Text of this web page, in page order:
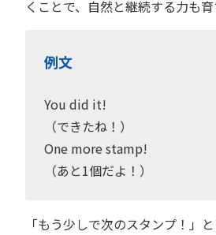
くことで、自然と継続する力も育
例文
You did it!
（できたね！）
One more stamp!
（あと1個だよ！）
「もう少しで次のスタンプ！」